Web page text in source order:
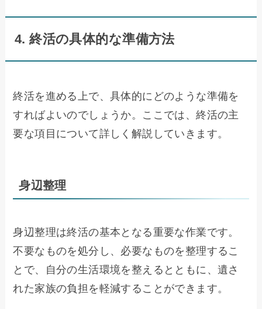
4. 終活の具体的な準備方法
終活を進める上で、具体的にどのような準備を
すればよいのでしょうか。ここでは、終活の主
要な項目について詳しく解説していきます。
身辺整理
身辺整理は終活の基本となる重要な作業です。
不要なものを処分し、必要なものを整理するこ
とで、自分の生活環境を整えるとともに、遺さ
れた家族の負担を軽減することができます。